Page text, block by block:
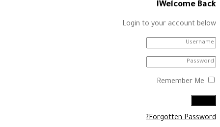
Welcome Back!
Login to your account below
Remember Me
Forgotten Password?